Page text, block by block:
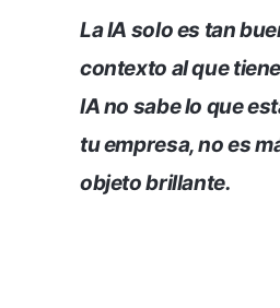
La IA solo es tan
contexto al que
IA no sabe lo que
tu empresa, no es
objeto brillante.